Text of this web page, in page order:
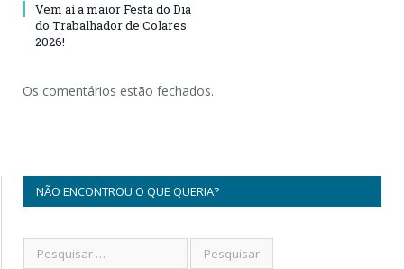
Vem aí a maior Festa do Dia
do Trabalhador de Colares
2026!
Os comentários estão fechados.
NÃO ENCONTROU O QUE QUERIA?